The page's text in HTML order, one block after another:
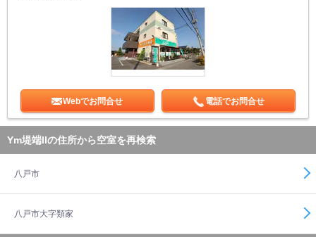
Webでお問合せ 電話でお問合せ
Ym堤端IIの住所から空室を再検索
八戸市
八戸市大字類家